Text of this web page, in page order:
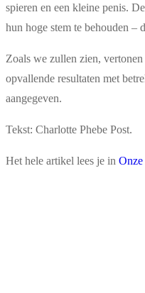
spieren en een kleine penis.
hun hoge stem te behouden –
Zoals we zullen zien,
opvallende resultaten met
aangegeven.
Tekst: Charlotte Phebe Post.
Het hele artikel lees je in